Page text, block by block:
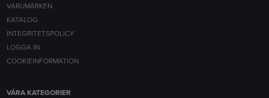
VARUMÄRKEN
KATALOG
INTEGRITETSPOLICY
LOGGA IN
COOKIEINFORMATION
VÅRA KATEGORIER